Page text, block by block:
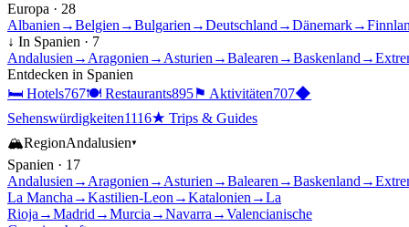
Europa · 28
Albanien →Belgien →Bulgarien →Deutschland →Dänemark→
↓ In Spanien · 7
Andalusien → Aragonien → Asturien →Balearen →Baskenland →
Entdecken in Spanien
🛏 Hotels767🍽 Restaurants895⚑ Aktivitäten707◆
Sehenswürdigkeiten1116★ Trips & Guides
🏔RegionAndalusien▾
Spanien · 17
Andalusien → Aragonien → Asturien →Balearen →Baskenland →
La Mancha →Kastilien-Leon →Katalonien →La
Rioja →Madrid →Murcia →Navarra →Valencianische